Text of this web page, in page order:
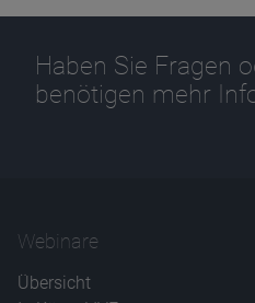
Haben Sie Fragen
benötigen mehr
Webinare
Übersicht